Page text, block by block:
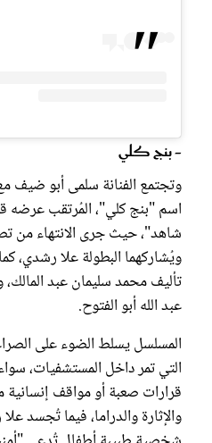
- بنج كلي
وتجتمع الفنانة سلمى أبو
شاهد"، حيث جرى الانتهاء من
ويُشاركهما البطولة علا رشدي،
تأليف محمد سليمان عبد
عبد الله أبو الفتوح.
المسلسل يسلط الضوء على
التي تمر داخل المستشفيات،
قرارات صعبة أو مواقف إنسانية
والإثارة والدراما، فيما تُجسد